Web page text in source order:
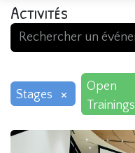
Activités
Stages ×
Open
Trainings